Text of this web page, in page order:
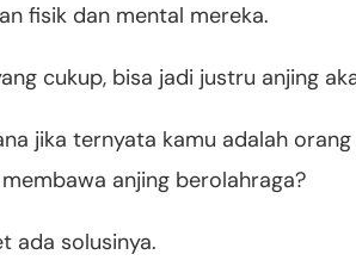
fisik dan mental mereka.
cukup, bisa jadi justru anjing
jika ternyata kamu adalah
anjing berolahraga?
ada solusinya.